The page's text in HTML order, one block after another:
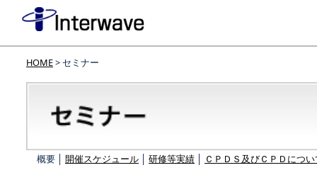
HOME> セミナー
概要 │ 開催スケジュール 研修等実績 ＣＰＤＳ及びＣＰＤにつ